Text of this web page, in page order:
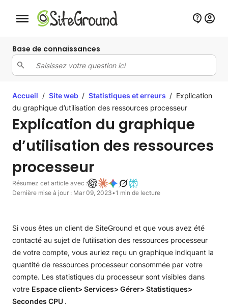
Bouton de navigation mobile
Base de connaissances
Accueil / Site web / Statistiques et erreurs / Explication
du graphique d’utilisation des ressources processeur
Explication du graphique
d’utilisation des ressources
processeur
Résumez cet article avec :
Dernière mise à jour : Mar 09, 2023•1 min de lecture
Si vous êtes un client de SiteGround et que vous avez été
contacté au sujet de l’utilisation des ressources processeur
de votre compte, vous auriez reçu un graphique indiquant la
quantité de ressources processeur consommée par votre
compte. Les statistiques du processeur sont visibles dans
votre Espace client> Services> Gérer> Statistiques>
Secondes CPU .